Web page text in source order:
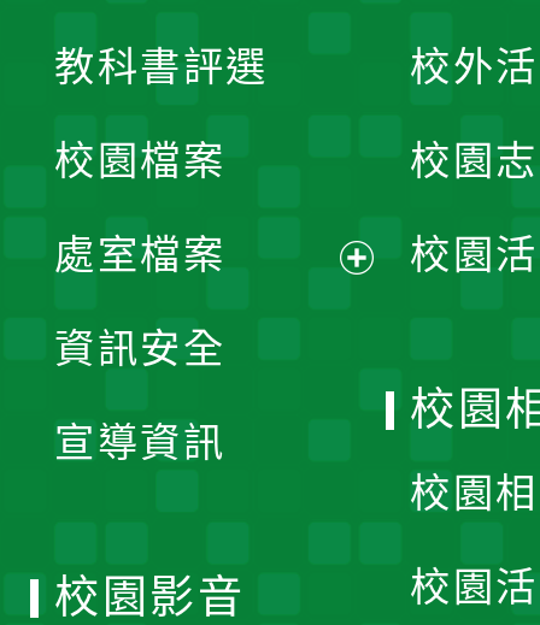
單
教科書評選
校園檔案
處室檔案
資訊安全
宣導資訊
校外
校園
校園
校園
校園
校園
校園影音